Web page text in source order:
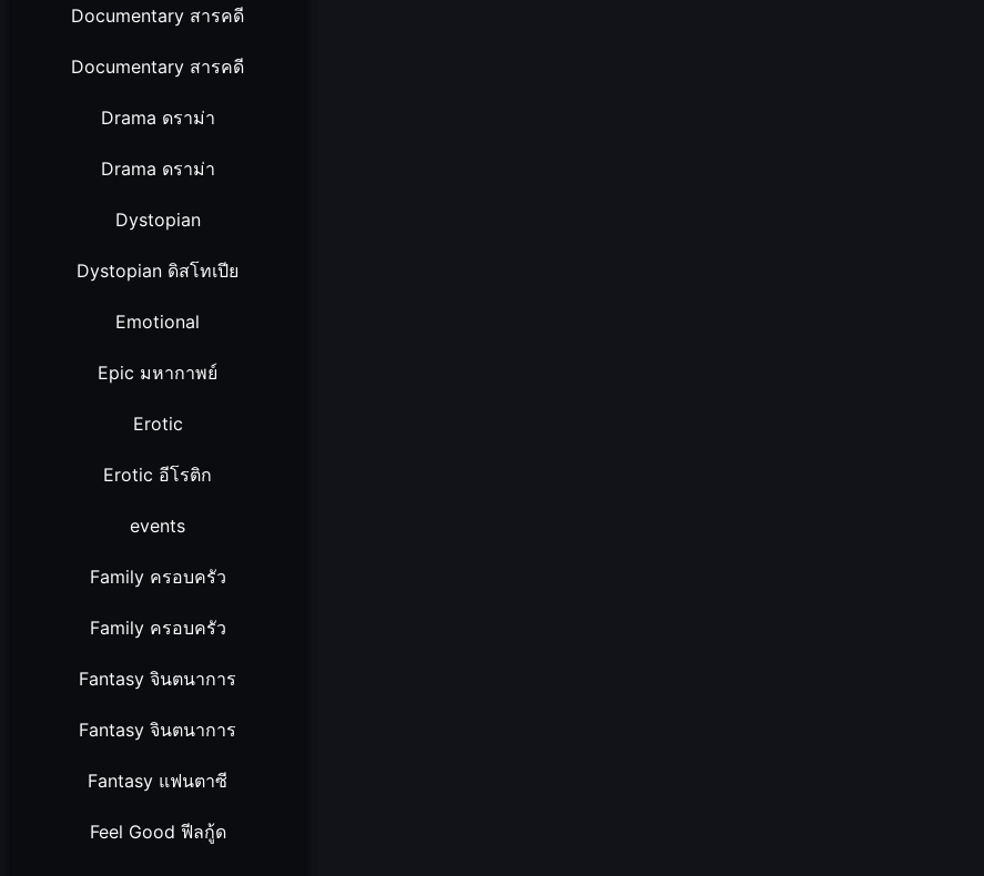
Documentary สารคดี
Documentary สารคดี
Drama ดราม่า
Drama ดราม่า
Dystopian
Dystopian ดิสโทเปีย
Emotional
Epic มหากาพย์
Erotic
Erotic อีโรติก
events
Family ครอบครัว
Family ครอบครัว
Fantasy จินตนาการ
Fantasy จินตนาการ
Fantasy แฟนตาซี
Feel Good ฟีลกู้ด